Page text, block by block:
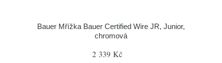
Bauer Mřížka Bauer Certified Wire JR, Junior,
chromová
2 339 Kč